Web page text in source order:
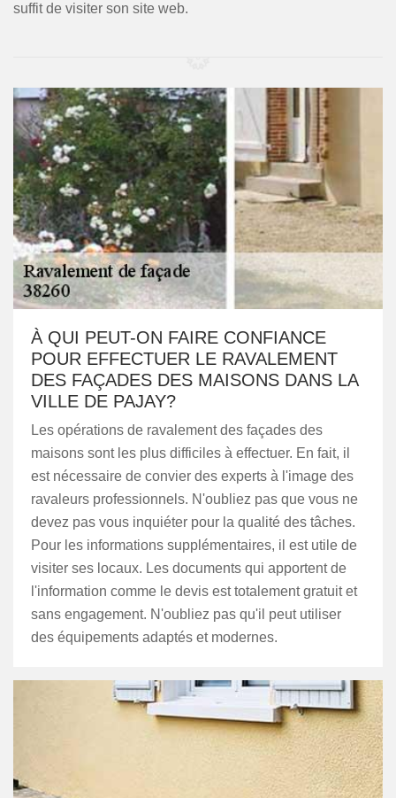
suffit de visiter son site web.
À QUI PEUT-ON FAIRE CONFIANCE
POUR EFFECTUER LE RAVALEMENT
DES FAÇADES DES MAISONS DANS LA
VILLE DE PAJAY?
Les opérations de ravalement des façades des
maisons sont les plus difficiles à effectuer. En fait, il
est nécessaire de convier des experts à l'image des
ravaleurs professionnels. N'oubliez pas que vous ne
devez pas vous inquiéter pour la qualité des tâches.
Pour les informations supplémentaires, il est utile de
visiter ses locaux. Les documents qui apportent de
l'information comme le devis est totalement gratuit et
sans engagement. N'oubliez pas qu'il peut utiliser
des équipements adaptés et modernes.